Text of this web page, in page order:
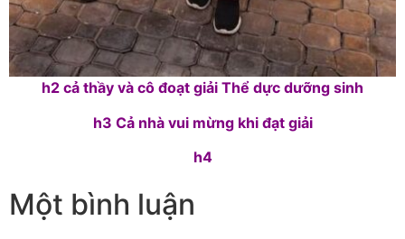
h2 cả thầy và cô đoạt giải Thể dực dưỡng sinh
h3 Cả nhà vui mừng khi đạt giải
h4
Một bình luận